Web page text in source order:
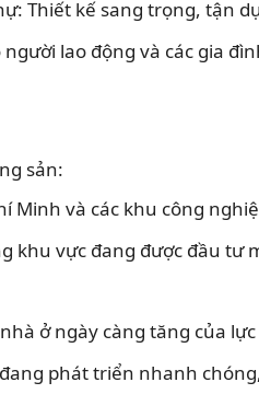
Thiết kế sang trọng, tận
lao động và các gia
sản:
Minh và các khu công
khu vực đang được đầu tư
ở ngày càng tăng của
phát triển nhanh